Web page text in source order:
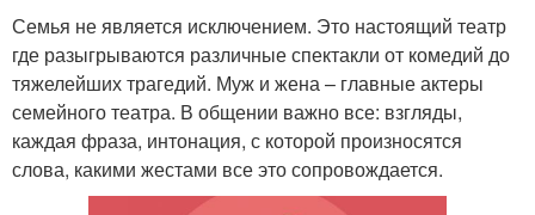
Семья не является исключением. Это настоящий театр
где разыгрываются различные спектакли от комедий до
тяжелейших трагедий. Муж и жена – главные актеры
семейного театра. В общении важно все: взгляды,
каждая фраза, интонация, с которой произносятся
слова, какими жестами все это сопровождается.